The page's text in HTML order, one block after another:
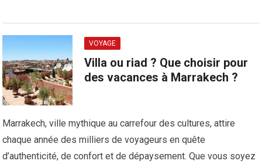
VOYAGE
Villa ou riad ? Que choisir pour
des vacances à Marrakech ?
Marrakech, ville mythique au carrefour des cultures, attire
chaque année des milliers de voyageurs en quête
d’authenticité, de confort et de dépaysement. Que vous soyez